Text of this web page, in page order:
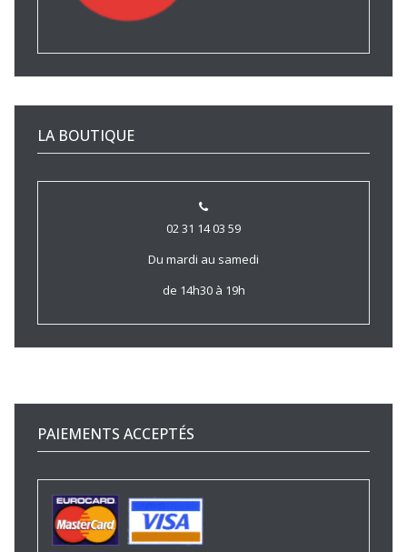
LA BOUTIQUE
02 31 14 03 59
Du mardi au samedi
de 14h30 à 19h
PAIEMENTS ACCEPTÉS